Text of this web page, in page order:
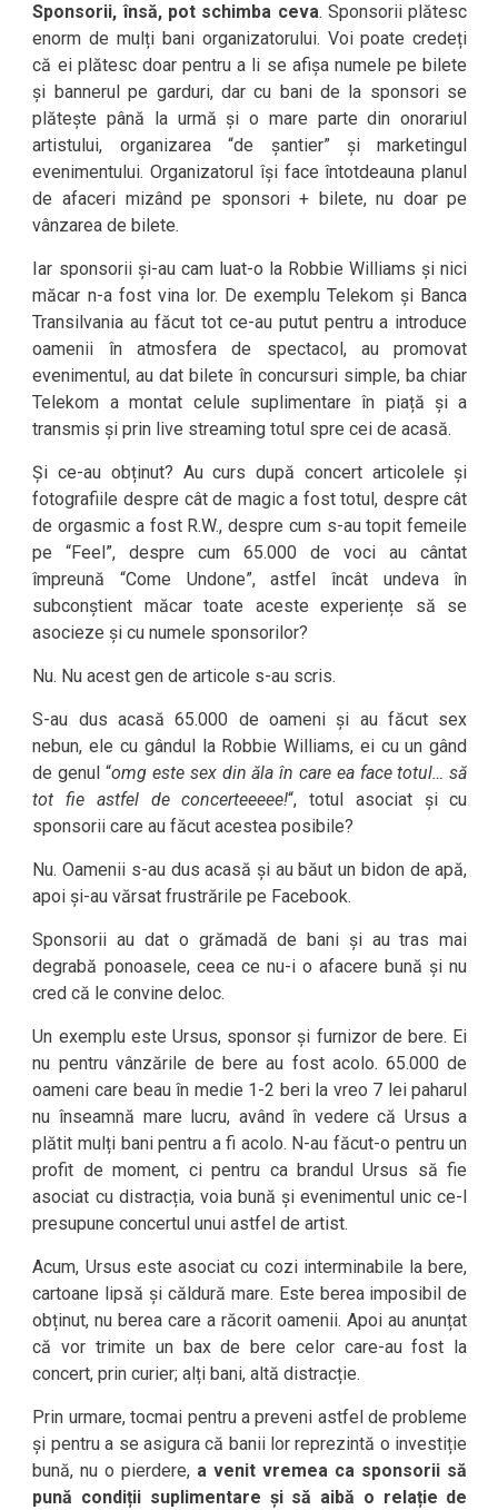
Sponsorii, însă, pot schimba ceva. Sponsorii plătesc
enorm de mulți bani organizatorului. Voi poate credeți
că ei plătesc doar pentru a li se afișa numele pe bilete
și bannerul pe garduri, dar cu bani de la sponsori se
plătește până la urmă și o mare parte din onorariul
artistului, organizarea “de șantier” și marketingul
evenimentului. Organizatorul își face întotdeauna planul
de afaceri mizând pe sponsori + bilete, nu doar pe
vânzarea de bilete.
Iar sponsorii și-au cam luat-o la Robbie Williams și nici
măcar n-a fost vina lor. De exemplu Telekom și Banca
Transilvania au făcut tot ce-au putut pentru a introduce
oamenii în atmosfera de spectacol, au promovat
evenimentul, au dat bilete în concursuri simple, ba chiar
Telekom a montat celule suplimentare în piață și a
transmis și prin live streaming totul spre cei de acasă.
Și ce-au obținut? Au curs după concert articolele și
fotografiile despre cât de magic a fost totul, despre cât
de orgasmic a fost R.W., despre cum s-au topit femeile
pe “Feel”, despre cum 65.000 de voci au cântat
împreună “Come Undone”, astfel încât undeva în
subconștient măcar toate aceste experiențe să se
asocieze și cu numele sponsorilor?
Nu. Nu acest gen de articole s-au scris.
S-au dus acasă 65.000 de oameni și au făcut sex
nebun, ele cu gândul la Robbie Williams, ei cu un gând
de genul “omg este sex din ăla în care ea face totul… să
tot fie astfel de concerteeeee!“, totul asociat și cu
sponsorii care au făcut acestea posibile?
Nu. Oamenii s-au dus acasă și au băut un bidon de apă,
apoi și-au vărsat frustrările pe Facebook.
Sponsorii au dat o grămadă de bani și au tras mai
degrabă ponoasele, ceea ce nu-i o afacere bună și nu
cred că le convine deloc.
Un exemplu este Ursus, sponsor și furnizor de bere. Ei
nu pentru vânzările de bere au fost acolo. 65.000 de
oameni care beau în medie 1-2 beri la vreo 7 lei paharul
nu înseamnă mare lucru, având în vedere că Ursus a
plătit mulți bani pentru a fi acolo. N-au făcut-o pentru un
profit de moment, ci pentru ca brandul Ursus să fie
asociat cu distracția, voia bună și evenimentul unic ce-l
presupune concertul unui astfel de artist.
Acum, Ursus este asociat cu cozi interminabile la bere,
cartoane lipsă și căldură mare. Este berea imposibil de
obținut, nu berea care a răcorit oamenii. Apoi au anunțat
că vor trimite un bax de bere celor care-au fost la
concert, prin curier; alți bani, altă distracție.
Prin urmare, tocmai pentru a preveni astfel de probleme
și pentru a se asigura că banii lor reprezintă o investiție
bună, nu o pierdere, a venit vremea ca sponsorii să
pună condiții suplimentare și să aibă o relație de